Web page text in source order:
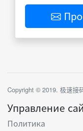
Copyright © 2019. 极速接
Управление
Политика